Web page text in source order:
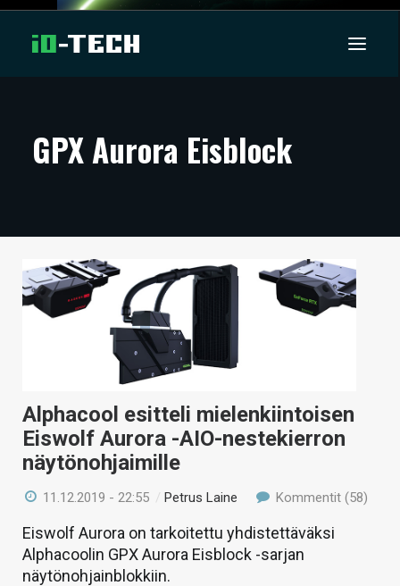
ARTIKKELIT
TECHBBS
TIETOA
HINTA.FI
HAKU
GPX Aurora Eisblock
Alphacool esitteli mielenkiintoisen
Eiswolf Aurora -AIO-nestekierron
näytönohjaimille
11.12.2019 - 22:55 /Petrus Laine Kommentit (58)
Eiswolf Aurora on tarkoitettu yhdistettäväksi
Alphacoolin GPX Aurora Eisblock -sarjan
näytönohjainblokkiin.